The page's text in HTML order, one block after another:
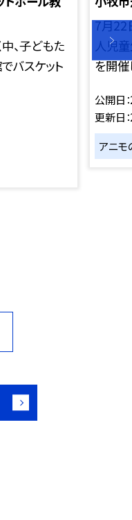
、子どもた
バスケット
7月22
人児
を開催
公開日
更新日
アニ